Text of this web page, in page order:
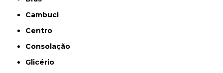
Cambuci
Centro
Consolação
Glicério